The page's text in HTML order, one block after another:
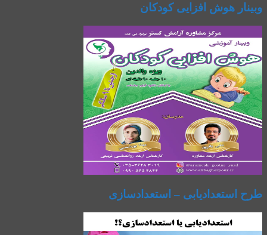
وبینار هوش افزایی کودکان
طرح استعدادیابی – استعدادسازی